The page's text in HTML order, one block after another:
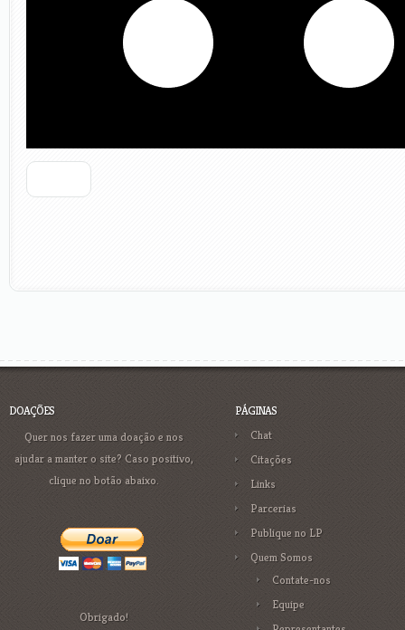
DOAÇÕES
Quer nos fazer uma doação e nos
ajudar a manter o site? Caso positivo,
clique no botão abaixo.
Obrigado!
PÁGINAS
Chat
Citações
Links
Parcerias
Publique no LP
Quem Somos
Contate-nos
Equipe